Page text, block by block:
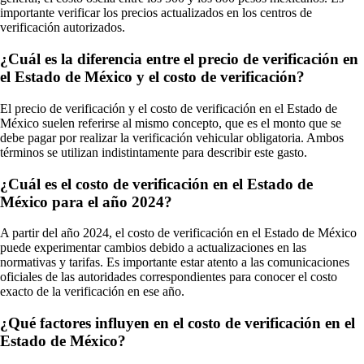
importante verificar los precios actualizados en los centros de
verificación autorizados.
¿Cuál es la diferencia entre el precio de verificación en
el Estado de México y el costo de verificación?
El precio de verificación y el costo de verificación en el Estado de
México suelen referirse al mismo concepto, que es el monto que se
debe pagar por realizar la verificación vehicular obligatoria. Ambos
términos se utilizan indistintamente para describir este gasto.
¿Cuál es el costo de verificación en el Estado de
México para el año 2024?
A partir del año 2024, el costo de verificación en el Estado de México
puede experimentar cambios debido a actualizaciones en las
normativas y tarifas. Es importante estar atento a las comunicaciones
oficiales de las autoridades correspondientes para conocer el costo
exacto de la verificación en ese año.
¿Qué factores influyen en el costo de verificación en el
Estado de México?